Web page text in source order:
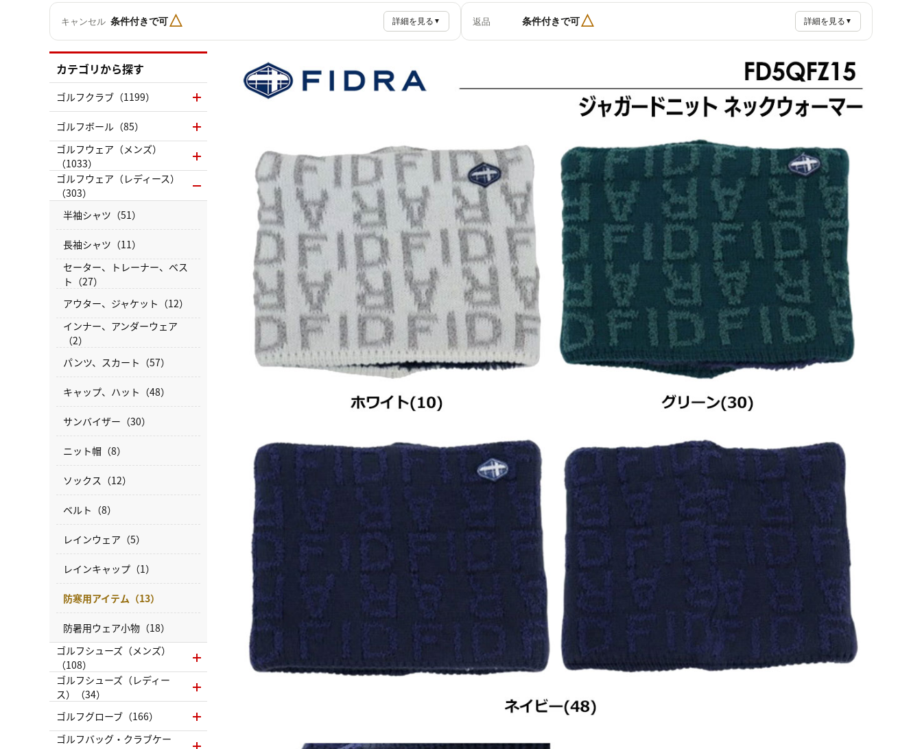
キャンセル 条件付きで可△ 詳細を見る ▼ 返品 条件付きで可△ 詳細を見る ▼
カテゴリから探す
ゴルフクラブ（1199）
ゴルフボール（85）
ゴルフウェア（メンズ）
（1033）
ゴルフウェア（レディース）
（303）
半袖シャツ（51）
長袖シャツ（11）
セーター、トレーナー、ベス
ト（27）
アウター、ジャケット（12）
インナー、アンダーウェア
（2）
パンツ、スカート（57）
キャップ、ハット（48）
サンバイザー（30）
ニット帽（8）
ソックス（12）
ベルト（8）
レインウェア（5）
レインキャップ（1）
防寒用アイテム（13）
防暑用ウェア小物（18）
ゴルフシューズ（メンズ）
（108）
ゴルフシューズ（レディー
ス）（34）
ゴルフグローブ（166）
ゴルフバッグ・クラブケー